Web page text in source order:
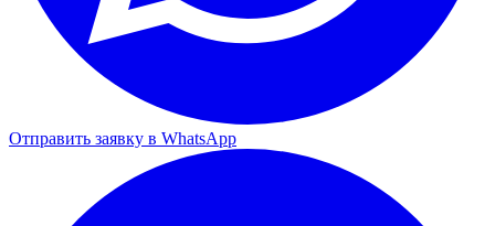
Отправить заявку в WhatsApp